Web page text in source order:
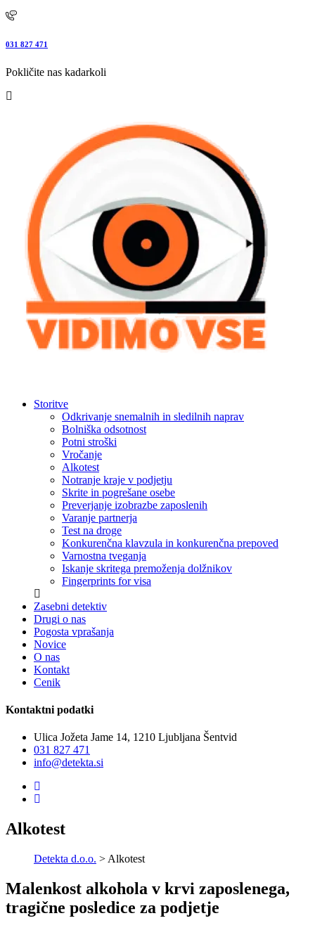
031 827 471
Pokličite nas kadarkoli
Storitve
Odkrivanje snemalnih in sledilnih naprav
Bolniška odsotnost
Potni stroški
Vročanje
Alkotest
Notranje kraje v podjetju
Skrite in pogrešane osebe
Preverjanje izobrazbe zaposlenih
Varanje partnerja
Test na droge
Konkurenčna klavzula in konkurenčna prepoved
Varnostna tveganja
Iskanje skritega premoženja dolžnikov
Fingerprints for visa
Zasebni detektiv
Drugi o nas
Pogosta vprašanja
Novice
O nas
Kontakt
Cenik
Kontaktni podatki
Ulica Jožeta Jame 14, 1210 Ljubljana Šentvid
031 827 471
info@detekta.si
Alkotest
Detekta d.o.o. > Alkotest
Malenkost alkohola v krvi zaposlenega,
tragične posledice za podjetje